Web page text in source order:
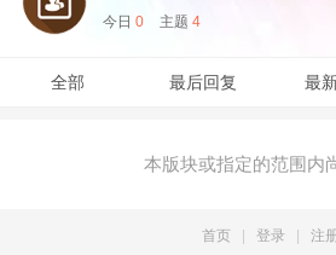
今日 0 主题 4
全部 最后回复 最
本版块或指定的范围内
首页 登录
注